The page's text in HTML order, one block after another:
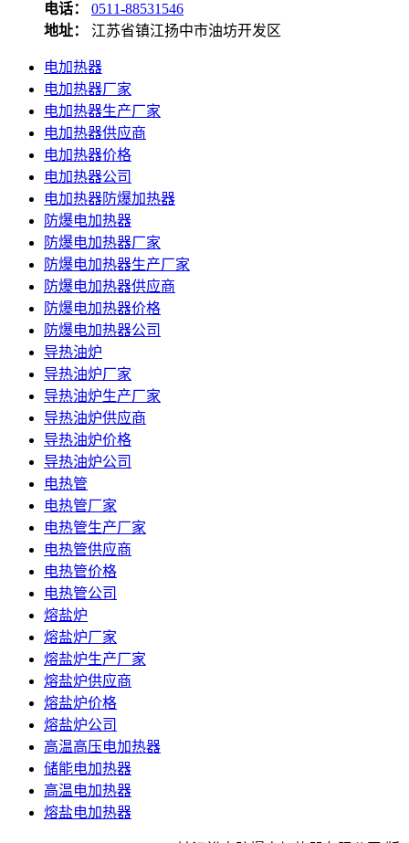
电话：
0511-88531546
地址：
江苏省镇江扬中市油坊开发区
电加热器
电加热器厂家
电加热器生产厂家
电加热器供应商
电加热器价格
电加热器公司
电加热器防爆加热器
防爆电加热器
防爆电加热器厂家
防爆电加热器生产厂家
防爆电加热器供应商
防爆电加热器价格
防爆电加热器公司
导热油炉
导热油炉厂家
导热油炉生产厂家
导热油炉供应商
导热油炉价格
导热油炉公司
电热管
电热管厂家
电热管生产厂家
电热管供应商
电热管价格
电热管公司
熔盐炉
熔盐炉厂家
熔盐炉生产厂家
熔盐炉供应商
熔盐炉价格
熔盐炉公司
高温高压电加热器
储能电加热器
高温电加热器
熔盐电加热器